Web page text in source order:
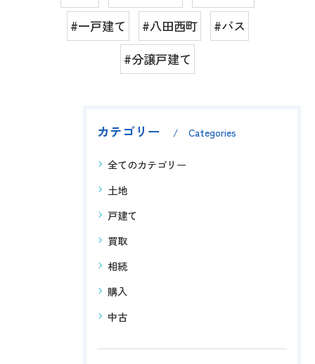
#一戸建て
#八田西町
#バス
#分譲戸建て
カテゴリー Categories
全てのカテゴリー
土地
戸建て
買取
相続
購入
中古